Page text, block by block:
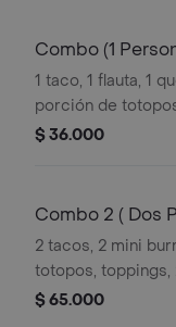
Combo (1
1 taco, 1 flauta, 1
porción de
$ 36.000
Combo 2 ( Dos
2 tacos, 2 mini
totopos, toppings,
$ 65.000